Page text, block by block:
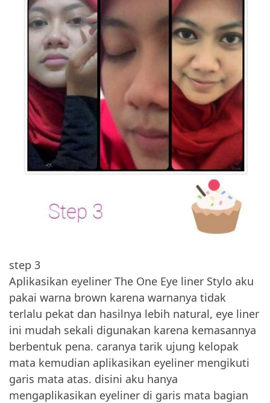
step 3
Aplikasikan eyeliner The One Eye liner Stylo aku
pakai warna brown karena warnanya tidak
terlalu pekat dan hasilnya lebih natural, eye liner
ini mudah sekali digunakan karena kemasannya
berbentuk pena. caranya tarik ujung kelopak
mata kemudian aplikasikan eyeliner mengikuti
garis mata atas. disini aku hanya
mengaplikasikan eyeliner di garis mata bagian